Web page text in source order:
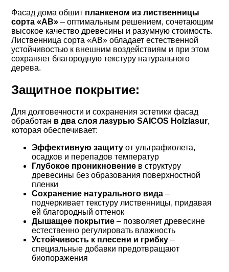
Фасад дома обшит планкеном из лиственницы
сорта «АВ» – оптимальным решением, сочетающим
высокое качество древесины и разумную стоимость.
Лиственница сорта «АВ» обладает естественной
устойчивостью к внешним воздействиям и при этом
сохраняет благородную текстуру натурального
дерева.
Защитное покрытие:
Для долговечности и сохранения эстетики фасад
обработан в два слоя лазурью SAICOS Holzlasur,
которая обеспечивает:
Эффективную защиту от ультрафиолета,
осадков и перепадов температур
Глубокое проникновение в структуру
древесины без образования поверхностной
пленки
Сохранение натурального вида –
подчеркивает текстуру лиственницы, придавая
ей благородный оттенок
Дышащее покрытие – позволяет древесине
естественно регулировать влажность
Устойчивость к плесени и грибку –
специальные добавки предотвращают
биопоражения